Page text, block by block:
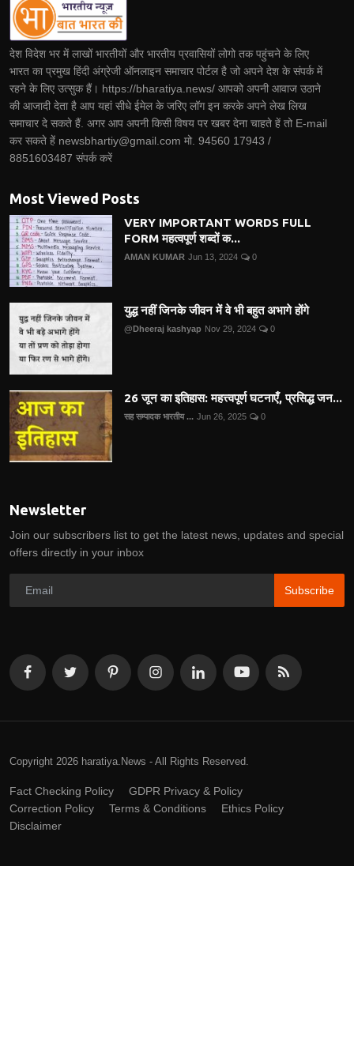
देश विदेश भर में लाखों भारतीयों और भारतीय प्रवासियों लोगो तक पहुंचने के लिए
भारत का प्रमुख हिंदी अंग्रेजी ऑनलाइन समाचार पोर्टल है जो अपने देश के संपर्क में
रहने के लिए उत्सुक हैं। https://bharatiya.news/ आपको अपनी आवाज उठाने
की आजादी देता है आप यहां सीधे ईमेल के जरिए लॉग इन करके अपने लेख लिख
समाचार दे सकते हैं. अगर आप अपनी किसी विषय पर खबर देना चाहते हें तो E-mail
कर सकते हें newsbhartiy@gmail.com मो. 94560 17943 /
8851603487 संपर्क करें
Most Viewed Posts
VERY IMPORTANT WORDS FULL
FORM महत्वपूर्ण शब्दों क...
AMAN KUMAR Jun 13, 2024 0
युद्ध नहीं जिनके जीवन में वे भी बहुत अभागे होंगे
@Dheeraj kashyap Nov 29, 2024 0
26 जून का इतिहास: महत्त्वपूर्ण घटनाएँ, प्रसिद्ध जन...
सह सम्पादक भारतीय ... Jun 26, 2025 0
Newsletter
Join our subscribers list to get the latest news, updates and special
offers directly in your inbox
Subscribe
Copyright 2026 haratiya.News - All Rights Reserved.
Fact Checking Policy
GDPR Privacy & Policy
Correction Policy
Terms & Conditions
Ethics Policy
Disclaimer